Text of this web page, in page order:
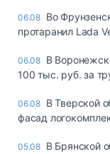
06.08 Во
протаранил Lada
06.08 В
100 тыс. руб. за
06.08 В Тверской
фасад
05.08 В Брянской